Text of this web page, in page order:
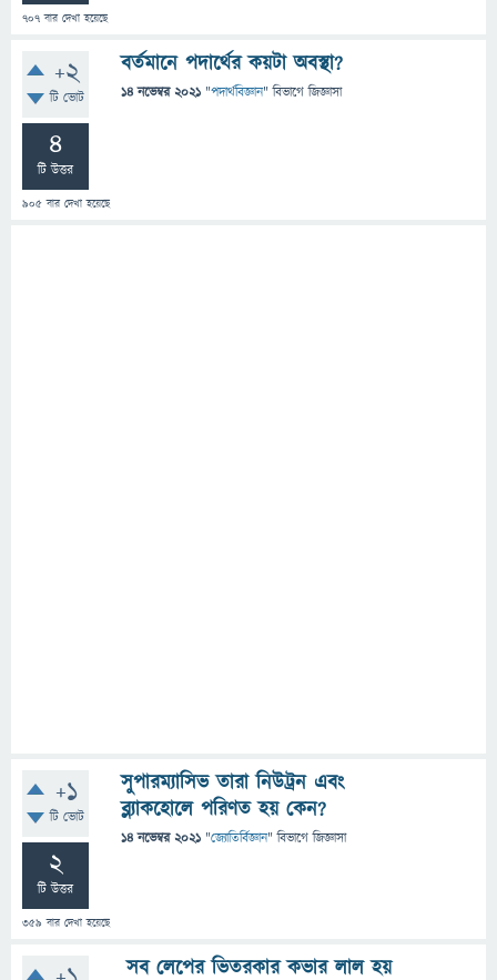
707 বার দেখা হয়েছে
+2
টি ভোট
4
টি উত্তর
905 বার দেখা হয়েছে
বর্তমানে পদার্থের কয়টা অবস্থা?
14 নভেম্বর 2021 "পদার্থবিজ্ঞান" বিভাগে জিজ্ঞাসা
+1
টি ভোট
2
টি উত্তর
359 বার দেখা হয়েছে
সুপারম্যাসিভ তারা নিউট্রন এবং
ব্ল্যাকহোলে পরিণত হয় কেন?
14 নভেম্বর 2021 "জ্যোতির্বিজ্ঞান" বিভাগে জিজ্ঞাসা
সব লেপের ভিতরকার কভার লাল হয়